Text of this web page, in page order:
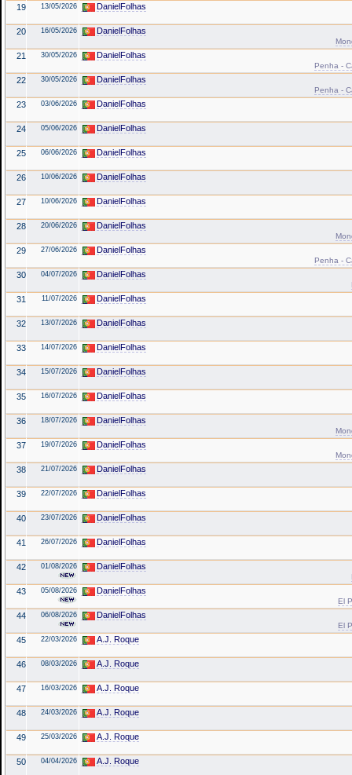
19 13/05/2026 DanielFolhas
20 16/05/2026 DanielFolhas
21 30/05/2026 DanielFolhas
Penha -
22 30/05/2026 DanielFolhas
Penha -
23 03/06/2026 DanielFolhas
24 05/06/2026 DanielFolhas
25 06/06/2026 DanielFolhas
26 10/06/2026 DanielFolhas
27 10/06/2026 DanielFolhas
28 20/06/2026 DanielFolhas
29 27/06/2026 DanielFolhas
Penha -
30 04/07/2026 DanielFolhas
31 11/07/2026 DanielFolhas
32 13/07/2026 DanielFolhas
33 14/07/2026 DanielFolhas
34 15/07/2026 DanielFolhas
35 16/07/2026 DanielFolhas
36 18/07/2026 DanielFolhas
37 19/07/2026 DanielFolhas
38 21/07/2026 DanielFolhas
39 22/07/2026 DanielFolhas
40 23/07/2026 DanielFolhas
41 26/07/2026 DanielFolhas
42 01/08/2026 DanielFolhas
43 05/08/2026 DanielFolhas
El
44 06/08/2026 DanielFolhas
El
45 22/03/2026 A.J. Roque
46 08/03/2026 A.J. Roque
47 16/03/2026 A.J. Roque
48 24/03/2026 A.J. Roque
49 25/03/2026 A.J. Roque
50 04/04/2026 A.J. Roque